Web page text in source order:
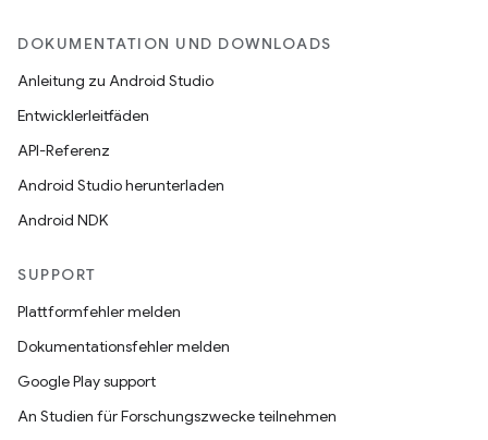
DOKUMENTATION UND DOWNLOADS
Anleitung zu Android Studio
Entwicklerleitfäden
API-Referenz
Android Studio herunterladen
Android NDK
SUPPORT
Plattformfehler melden
Dokumentationsfehler melden
Google Play support
An Studien für Forschungszwecke teilnehmen